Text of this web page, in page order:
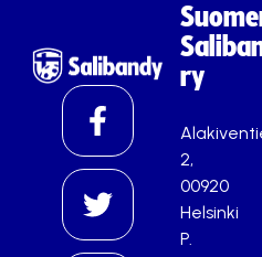
ry
2,
00920
Helsinki
P.